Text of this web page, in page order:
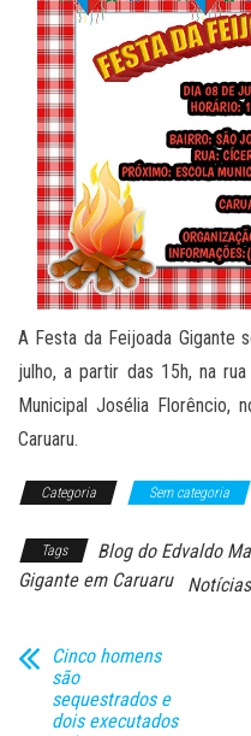
A Festa da Feijoada Gigante
julho, a partir das 15h, na
Municipal Josélia Florêncio,
Caruaru.
Categoria Sem categoria
Tags Blog do Edvaldo
Gigante em Caruaru
Notícias
Cinco homens
são
sequestrados e
dois executados